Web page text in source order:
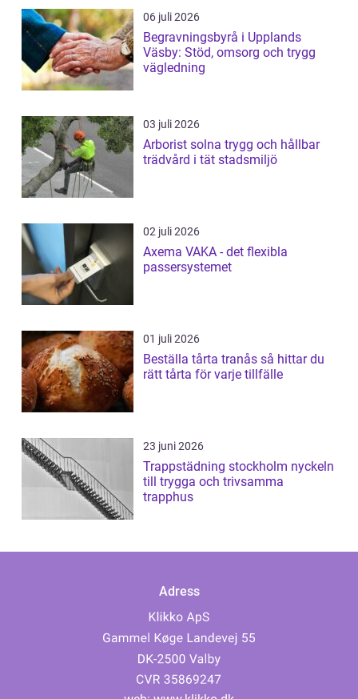
06 juli 2026
Begravningsbyrå i Upplands
Väsby: Stöd, omsorg och trygg
vägledning
03 juli 2026
Arborist solna trygg och hållbar
trädvård i tät stadsmiljö
02 juli 2026
Axema VAKA - det flexibla
passersystemet
01 juli 2026
Beställa tårta tranås så hittar du
rätt tårta för varje tillfälle
23 juni 2026
Trappstädning stockholm nyckeln
till trygga och trivsamma
trapphus
Adress